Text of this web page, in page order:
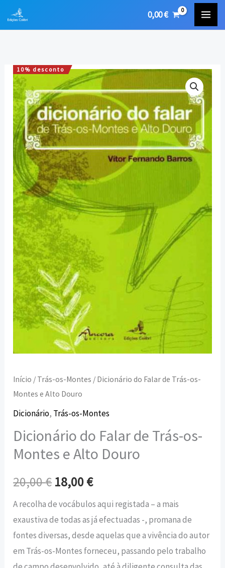
0,00€
10% desconto
Início / Trás-os-Montes / Dicionário do Falar de Trás-os-
Montes e Alto Douro
Dicionário, Trás-os-Montes
Dicionário do Falar de Trás-os-
Montes e Alto Douro
20,00€
O
preço
original
era:
20,00 €.
18,00€
O
preço
atual
é:
18,00 €.
A recolha de vocábulos aqui registada – a mais
exaustiva de todas as já efectuadas -, promana de
fontes diversas, desde aquelas que a vivência do autor
em Trás-os-Montes forneceu, passando pelo trabalho
Quantidade
de
Dicionário
do
Falar
de
Trás-
os-
Montes
e
Alto
Douro